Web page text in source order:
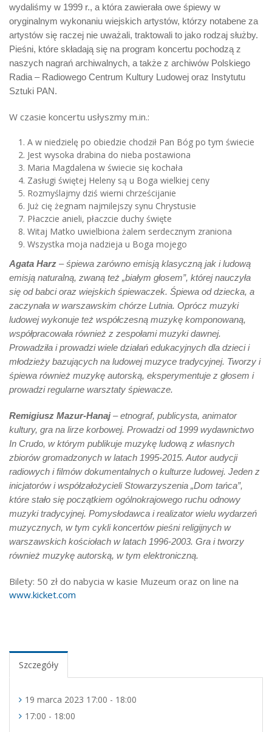
wydaliśmy w 1999 r., a która zawierała owe śpiewy w
oryginalnym wykonaniu wiejskich artystów, którzy notabene za
artystów się raczej nie uważali, traktowali to jako rodzaj służby.
Pieśni, które składają się na program koncertu pochodzą z
naszych nagrań archiwalnych, a także z archiwów Polskiego
Radia – Radiowego Centrum Kultury Ludowej oraz Instytutu
Sztuki PAN.
W czasie koncertu usłyszmy m.in.:
A w niedzielę po obiedzie chodził Pan Bóg po tym świecie
Jest wysoka drabina do nieba postawiona
Maria Magdalena w świecie się kochała
Zasługi świętej Heleny są u Boga wielkiej ceny
Rozmyślajmy dziś wierni chrześcijanie
Już cię żegnam najmilejszy synu Chrystusie
Płaczcie anieli, płaczcie duchy święte
Witaj Matko uwielbiona żalem serdecznym zraniona
Wszystka moja nadzieja u Boga mojego
Agata Harz – śpiewa zarówno emisją klasyczną jak i ludową
emisją naturalną, zwaną też „białym głosem”, której nauczyła
się od babci oraz wiejskich śpiewaczek. Śpiewa od dziecka, a
zaczynała w warszawskim chórze Lutnia. Oprócz muzyki
ludowej wykonuje też współczesną muzykę komponowaną,
współpracowała również z zespołami muzyki dawnej.
Prowadziła i prowadzi wiele działań edukacyjnych dla dzieci i
młodzieży bazujących na ludowej muzyce tradycyjnej. Tworzy i
śpiewa również muzykę autorską, eksperymentuje z głosem i
prowadzi regularne warsztaty śpiewacze.
Remigiusz Mazur-Hanaj– etnograf, publicysta, animator
kultury, gra na lirze korbowej. Prowadzi od 1999 wydawnictwo
In Crudo, w którym publikuje muzykę ludową z własnych
zbiorów gromadzonych w latach 1995-2015. Autor audycji
radiowych i filmów dokumentalnych o kulturze ludowej. Jeden z
inicjatorów i współzałożycieli Stowarzyszenia „Dom tańca”,
które stało się początkiem ogólnokrajowego ruchu odnowy
muzyki tradycyjnej. Pomysłodawca i realizator wielu wydarzeń
muzycznych, w tym cykli koncertów pieśni religijnych w
warszawskich kościołach w latach 1996-2003. Gra i tworzy
również muzykę autorską, w tym elektroniczną.
Bilety: 50 zł do nabycia w kasie Muzeum oraz on line na
www.kicket.com
Szczegóły
19 marca 2023 17:00 - 18:00
17:00 - 18:00